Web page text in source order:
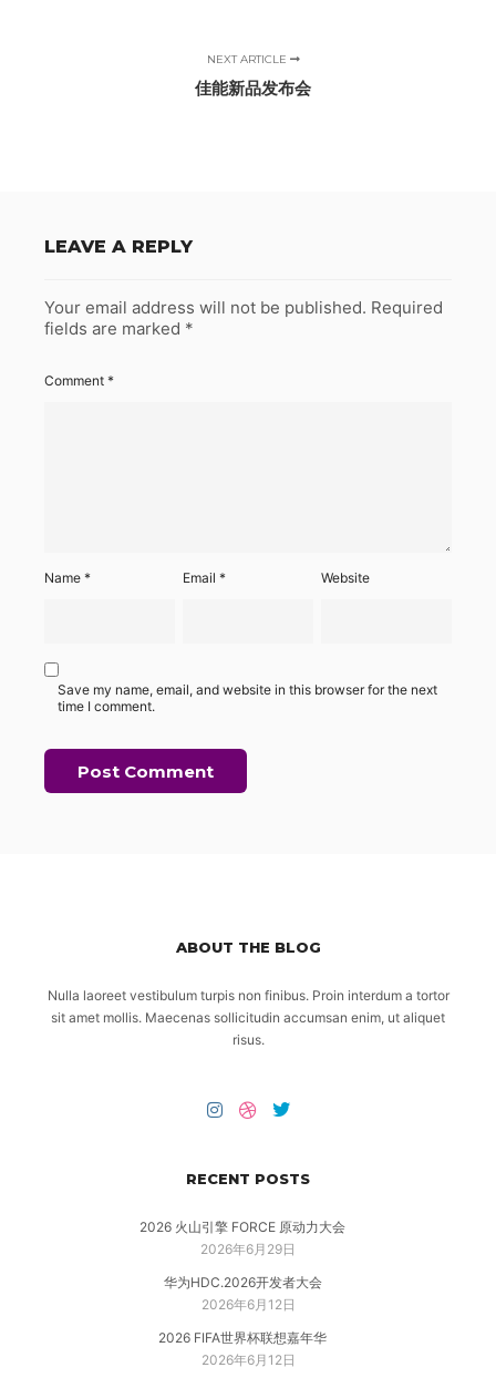
NEXT ARTICLE
佳能新品发布会
LEAVE A REPLY
Your email address will not be published. Required
fields are marked *
Comment *
Name * Email* Website
Save my name, email, and website in this browser for the next
time I comment.
ABOUT THE BLOG
Nulla laoreet vestibulum turpis non finibus. Proin interdum a tortor
sit amet mollis. Maecenas sollicitudin accumsan enim, ut aliquet
risus.
RECENT POSTS
2026 火山引擎 FORCE 原动力大会
2026年6月29日
华为HDC.2026开发者大会
2026年6月12日
2026 FIFA世界杯联想嘉年华
2026年6月12日